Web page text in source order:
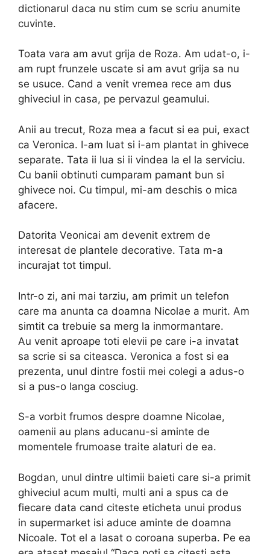
dictionarul daca nu stim cum se scriu anumite
cuvinte.
Toata vara am avut grija de Roza. Am udat-o, i-
am rupt frunzele uscate si am avut grija sa nu
se usuce. Cand a venit vremea rece am dus
ghiveciul in casa, pe pervazul geamului.
Anii au trecut, Roza mea a facut si ea pui, exact
ca Veronica. I-am luat si i-am plantat in ghivece
separate. Tata ii lua si ii vindea la el la serviciu.
Cu banii obtinuti cumparam pamant bun si
ghivece noi. Cu timpul, mi-am deschis o mica
afacere.
Datorita Veonicai am devenit extrem de
interesat de plantele decorative. Tata m-a
incurajat tot timpul.
Intr-o zi, ani mai tarziu, am primit un telefon
care ma anunta ca doamna Nicolae a murit. Am
simtit ca trebuie sa merg la inmormantare.
Au venit aproape toti elevii pe care i-a invatat
sa scrie si sa citeasca. Veronica a fost si ea
prezenta, unul dintre fostii mei colegi a adus-o
si a pus-o langa cosciug.
S-a vorbit frumos despre doamne Nicolae,
oamenii au plans aducanu-si aminte de
momentele frumoase traite alaturi de ea.
Bogdan, unul dintre ultimii baieti care si-a primit
ghiveciul acum multi, multi ani a spus ca de
fiecare data cand citeste eticheta unui produs
in supermarket isi aduce aminte de doamna
Nicoale. Tot el a lasat o coroana superba. Pe ea